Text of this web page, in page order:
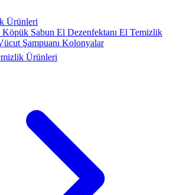
Ürünleri
Köpük Sabun El Dezenfektanı El Temizlik
Şampuanı Kolonyalar
Ürünleri